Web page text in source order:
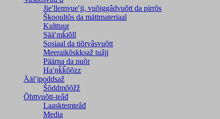
Jieʹllemvueʹjj, vuõiggâdvuõtt da pirrõs
Škooultõs da mättmateriaal
Kulttuur
Sääʹmǩiõll
Sosiaal da tiõrvâsvuõtt
Meeraikõskksaž tuâjj
Päärna da nuõr
Haʹŋǩǩõõzz
Ääiʹjpoddsaž
Šõddmõõžž
Õhttvuõtt-teâđ
Laasktemteâđ
Media